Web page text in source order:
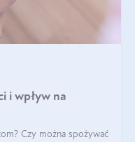
i wpływ na
Czy można spożywać